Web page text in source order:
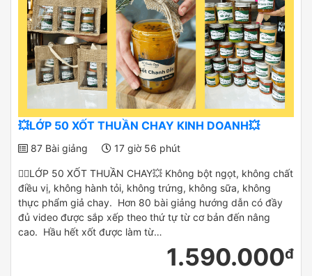
💥LỚP 50 XỐT THUẦN CHAY KINH DOANH💥
87 Bài giảng 17 giờ 56 phút
✌🏻LỚP 50 XỐT THUẦN CHAY💥 Không bột ngọt, không chất
điều vị, không hành tỏi, không trứng, không sữa, không
thực phẩm giả chay. Hơn 80 bài giảng hướng dẫn có đầy
đủ video được sắp xếp theo thứ tự từ cơ bản đến nâng
cao. Hầu hết xốt được làm từ…
1.590.000đ